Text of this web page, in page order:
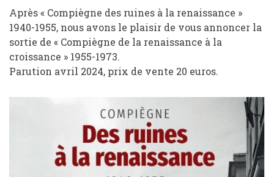
Après « Compiègne des ruines à la renaissance »
1940-1955, nous avons le plaisir de vous annoncer la
sortie de « Compiègne de la renaissance à la
croissance » 1955-1973.
Parution avril 2024, prix de vente 20 euros.